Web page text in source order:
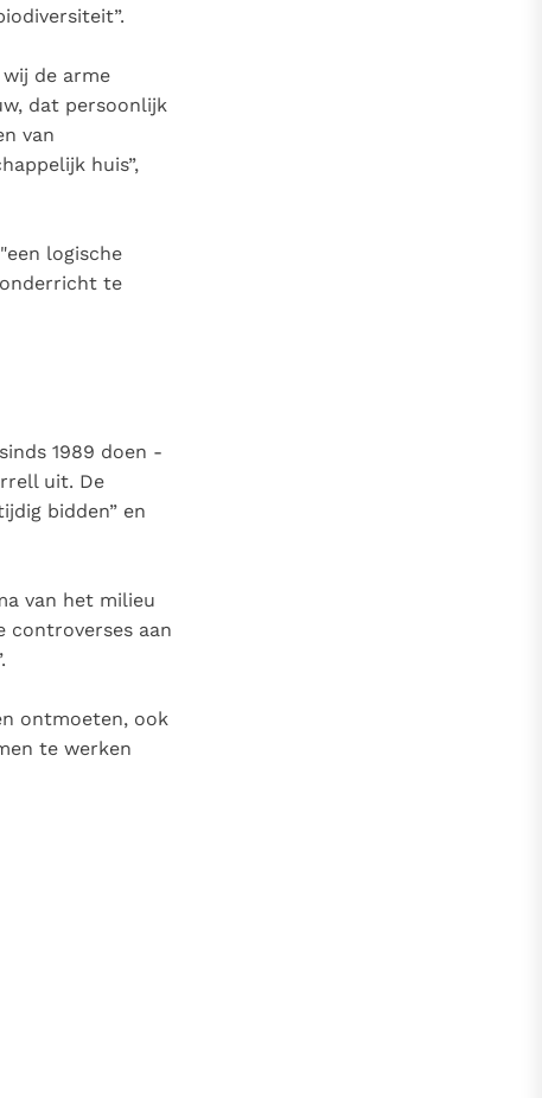
de arme
dat persoonlijk
van
huis”,
logische
te
1989 doen -
uit. De
bidden” en
van het milieu
controverses aan
ontmoeten, ook
te werken